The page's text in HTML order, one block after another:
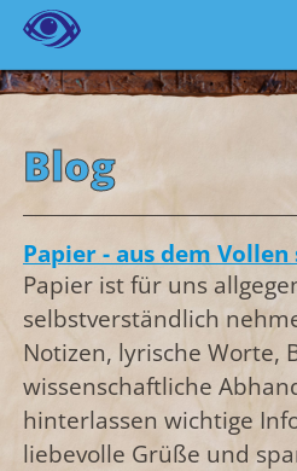
Blog
Papier - aus dem Vollen
Papier ist für uns
selbstverständlich
Notizen, lyrische Worte,
wissenschaftliche
hinterlassen wichtige
liebevolle Grüße und